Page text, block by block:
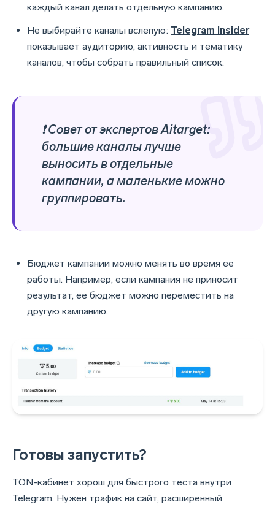
каждый канал делать отдельную кампанию.
Не выбирайте каналы вслепую: Telegram Insider
показывает аудиторию, активность и тематику
каналов, чтобы собрать правильный список.
❗ Совет от экспертов Aitarget:
большие каналы лучше
выносить в отдельные
кампании, а маленькие можно
группировать.
Бюджет кампании можно менять во время ее
работы. Например, если кампания не приносит
результат, ее бюджет можно переместить на
другую кампанию.
Готовы запустить?
TON-кабинет хорош для быстрого теста внутри
Telegram. Нужен трафик на сайт, расширенный